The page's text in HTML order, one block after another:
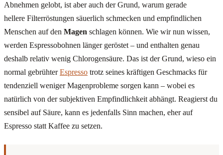
Abnehmen gelobt, ist aber auch der Grund, warum gerade
hellere Filterröstungen säuerlich schmecken und empfindlichen
Menschen auf den Magen schlagen können. Wie wir nun wissen,
werden Espressobohnen länger geröstet – und enthalten genau
deshalb relativ wenig Chlorogensäure. Das ist der Grund, wieso ein
normal gebrühterEspresso trotz seines kräftigen Geschmacks für
tendenziell weniger Magenprobleme sorgen kann – wobei es
natürlich von der subjektiven Empfindlichkeit abhängt. Reagierst du
sensibel auf Säure, kann es jedenfalls Sinn machen, eher auf
Espresso statt Kaffee zu setzen.